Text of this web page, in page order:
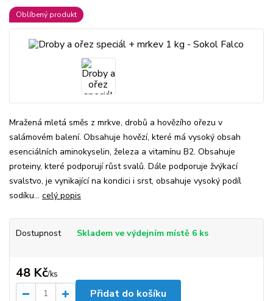
Oblíbený produkt
Mražená mletá směs z mrkve, drobů a hovězího ořezu v
salámovém balení. Obsahuje hovězí, které má vysoký obsah
esenciálních aminokyselin, železa a vitamínu B2. Obsahuje
proteiny, které podporují růst svalů. Dále podporuje žvýkací
svalstvo, je vynikající na kondici i srst, obsahuje vysoký podíl
sodíku... celý popis
Dostupnost Skladem ve výdejním místě 6 ks
48 Kč/ks
Přidat do košíku